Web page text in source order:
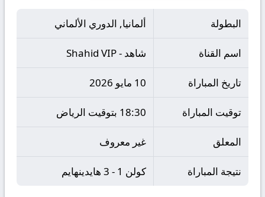
البطولة ألمانيا, الدوري الألماني
اسم القناة شاهد - Shahid VIP
تاريخ المباراة 10 مايو 2026
توقيت المباراة 18:30 بتوقيت الرياض
المعلق غير معروف
نتيجة المباراة كولن 1 - 3 هايدينهايم